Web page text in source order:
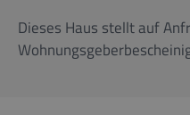
Dieses Haus stellt auf